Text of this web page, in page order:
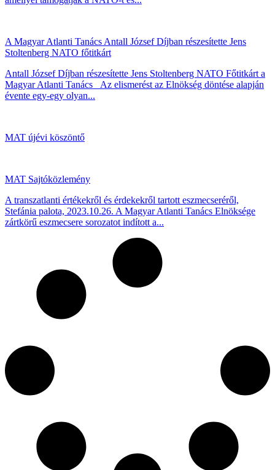
A Magyar Atlanti Tanács Antall József Díjban részesítette Jens
Stoltenberg NATO főtitkárt
Antall József Díjban részesítette Jens Stoltenberg NATO Főtitkárt a
Magyar Atlanti Tanács Az elismerést az Elnökség döntése alapján
évente egy-egy olyan...
MAT újévi köszöntő
MAT Sajtóközlemény
A transzatlanti értékekről és érdekekről tartott eszmecseréről,
Stefánia palota, 2023.10.26. A Magyar Atlanti Tanács Elnöksége
zártkörű eszmecsere sorozatot indított a...